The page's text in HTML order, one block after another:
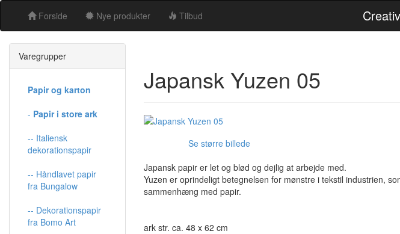
Forside Nye produkter Tilbud
Japansk Yuzen 05
Se større billede
Japansk papir er let og blød og dejlig at arbejde med.
Yuzen er oprindeligt betegnelsen for mønstre i tekstil industrien,
sammenhæng med papir.
ark str. ca. 48 x 62 cm
Varegrupper
Papir og karton
- Papir i store ark
-- Italiensk
dekorationspapir
-- Håndlavet papir
fra Bungalow
-- Dekorationspapir
fra Bomo Art